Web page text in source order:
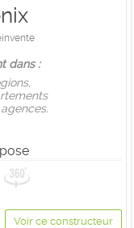
dans :
Voir ce constructeur